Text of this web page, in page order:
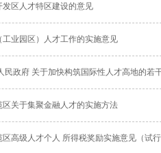
发区人才特区建设的意见
工业园区）人才工作的实施意见
民政府 关于加快构筑国际性人才高地的若
区关于集聚金融人才的实施方法
高级人才个人 所得税奖励实施意见（试行